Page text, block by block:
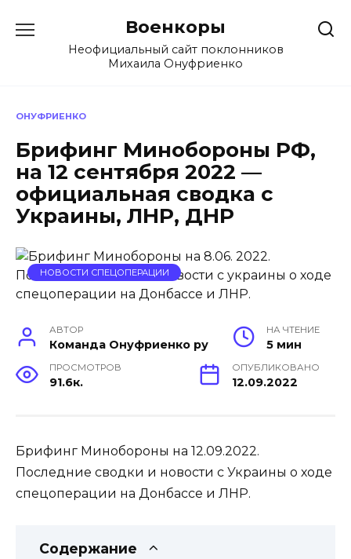
содержанию
Военкоры
Неофициальный сайт поклонников
Михаила Онуфриенко
ОНУФРИЕНКО
Брифинг Минобороны РФ,
на 12 сентября 2022 —
официальная сводка с
Украины, ЛНР, ДНР
НОВОСТИ СПЕЦОПЕРАЦИИ
АВТОР
Команда Онуфриенко ру
НА ЧТЕНИЕ
5 мин
ПРОСМОТРОВ
91.6к.
ОПУБЛИКОВАНО
12.09.2022
Брифинг Минобороны на 12.09.2022.
Последние сводки и новости с Украины о ходе
спецоперации на Донбассе и ЛНР.
Содержание